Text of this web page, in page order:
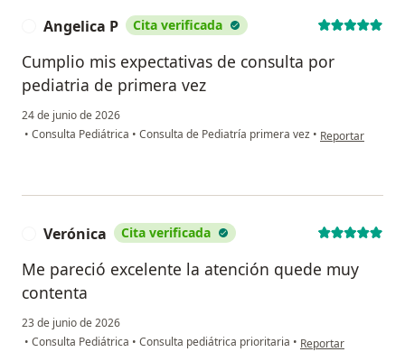
Angelica P Cita verificada
Cumplio mis expectativas de consulta por
pediatria de primera vez
24 de junio de 2026
• Consulta Pediátrica • Consulta de Pediatría primera vez • en opinión del
Reportar
Verónica Cita verificada
Me pareció excelente la atención quede muy
contenta
23 de junio de 2026
• Consulta Pediátrica • Consulta pediátrica prioritaria • en opinión del
Reportar